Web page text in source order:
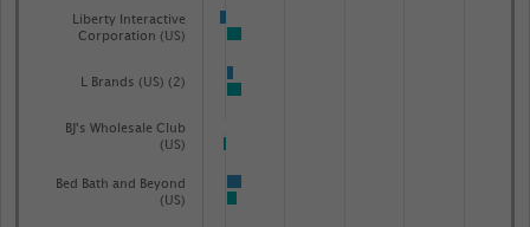
BJ's Wholesale Club
(US)
Liberty Interactive
Corporation (US)
L Brands (US) (2)
Bed Bath and Beyond
(US)